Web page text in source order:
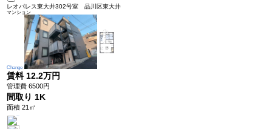
レオパレス東大井302号室 品川区東大井
マンション
Change
賃料 12.2万円
管理費 6500円
間取り 1K
面積 21㎡